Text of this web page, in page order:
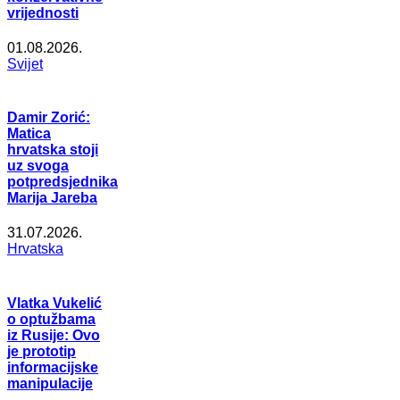
vrijednosti
01.08.2026.
Svijet
Damir Zorić:
Matica
hrvatska stoji
uz svoga
potpredsjednika
Marija Jareba
31.07.2026.
Hrvatska
Vlatka Vukelić
o optužbama
iz Rusije: Ovo
je prototip
informacijske
manipulacije